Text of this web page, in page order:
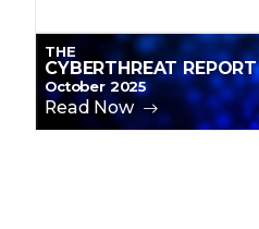
THE
CYBERTHREAT REPORT
October 2025
Read Now